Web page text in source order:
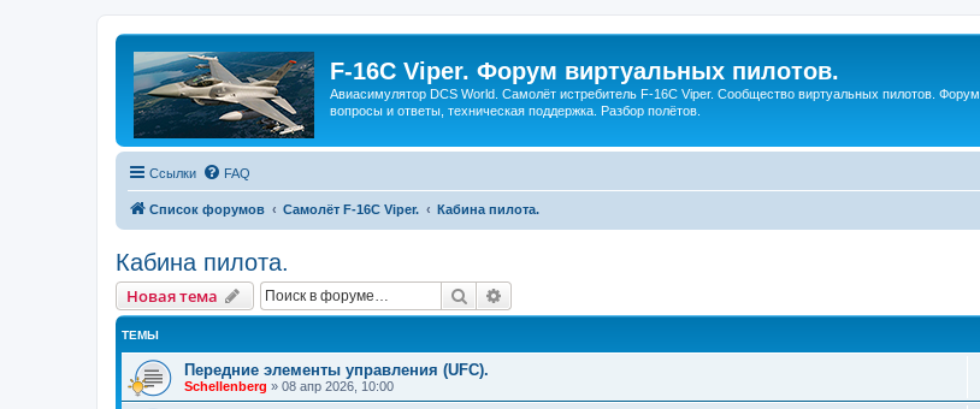
F-16C Viper. Форум виртуальных пилотов.
Авиасимулятор DCS World. Самолёт истребитель F-16C Viper. Сообщество виртуальных пилотов. Форум,
вопросы и ответы, техническая поддержка. Разбор полётов.
Ссылки FAQ
Список форумов Самолёт F-16C Viper. Кабина пилота.
Кабина пилота.
Новая тема Поиск
ТЕМЫ
Передние элементы управления (UFC).
Schellenberg » 08 апр 2026, 10:00